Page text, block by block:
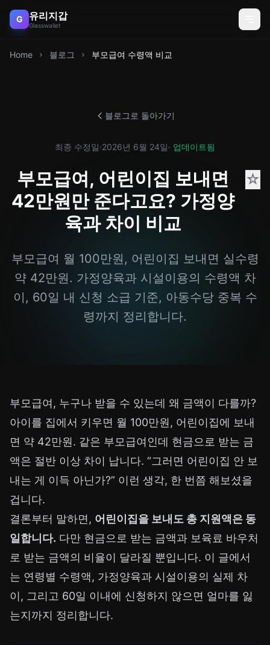
G 유리지갑
Glasswallet
Home 블로그 부모급여 수령액 비교
블로그로 돌아가기
최종 수정일·2026년 6월 24일· 업데이트됨
부모급여, 어린이집 보내면
42만원만 준다고요? 가정양
육과 차이 비교
☆
부모급여 월 100만원, 어린이집 보내면 실수령
약 42만원. 가정양육과 시설이용의 수령액 차
이, 60일 내 신청 소급 기준, 아동수당 중복 수
령까지 정리합니다.
부모급여, 누구나 받을 수 있는데 왜 금액이 다를까?
아이를 집에서 키우면 월 100만원, 어린이집에 보내
면 약 42만원. 같은 부모급여인데 현금으로 받는 금
액은 절반 이상 차이 납니다. “그러면 어린이집 안 보
내는 게 이득 아닌가?” 이런 생각, 한 번쯤 해보셨을
겁니다.
결론부터 말하면, 어린이집을 보내도 총 지원액은 동
일합니다. 다만 현금으로 받는 금액과 보육료 바우처
로 받는 금액의 비율이 달라질 뿐입니다. 이 글에서
는 연령별 수령액, 가정양육과 시설이용의 실제 차
이, 그리고 60일 이내에 신청하지 않으면 얼마를 잃
는지까지 정리합니다.